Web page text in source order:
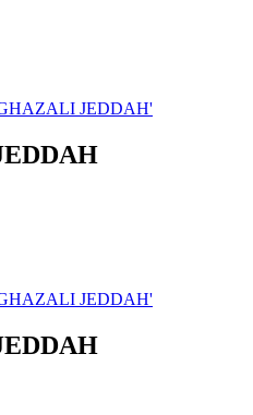
JEDDAH'
JEDDAH'